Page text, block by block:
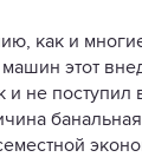
как и
этот
не поступил